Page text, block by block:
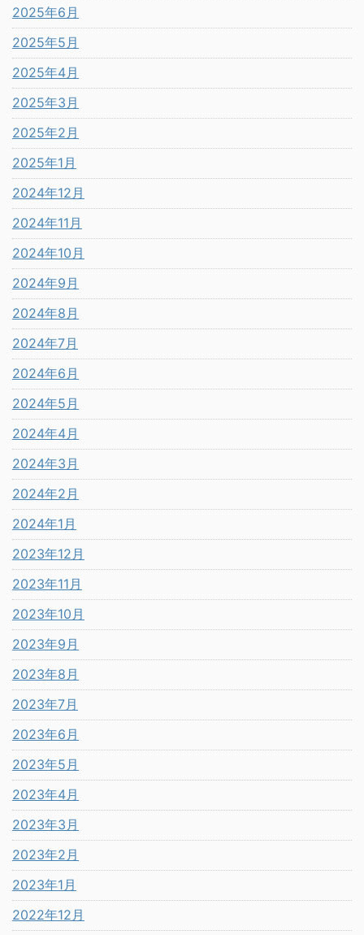
2025年6月
2025年5月
2025年4月
2025年3月
2025年2月
2025年1月
2024年12月
2024年11月
2024年10月
2024年9月
2024年8月
2024年7月
2024年6月
2024年5月
2024年4月
2024年3月
2024年2月
2024年1月
2023年12月
2023年11月
2023年10月
2023年9月
2023年8月
2023年7月
2023年6月
2023年5月
2023年4月
2023年3月
2023年2月
2023年1月
2022年12月